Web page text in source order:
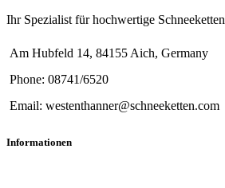
Ihr Spezialist für hochwertige Schneeketten
Am Hubfeld 14, 84155 Aich, Germany
Phone: 08741/6520
Email: westenthanner@schneeketten.com
Informationen